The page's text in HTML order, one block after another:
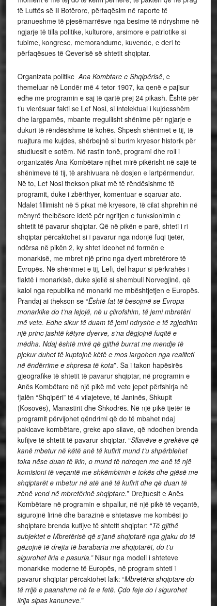
të Luftës së II Botërore, përfaqësim në raporte të
pranueshme të pjesëmarrësve nga besime të ndryshme në
ngjarje të tilla politike, kulturore, arsimore e patriotike si
tubime, kongrese, memorandume, kuvende, e deri te
përfaqësues të Qeverisë së shtetit shqiptar.
Organizata politikeAna Kombtare e Shqipërisë, e
themeluar në Londër më 4 tetor 1907, ka qenë e pajisur
edhe me programin e saj të qartë prej 24 pikash. Është për
t’u vlerësuar fakti se Lef Nosi, si intelektual i kujdesshëm
dhe largpamës, mbante rregullisht shënime për ngjarje e
dukuri të rëndësishme të kohës. Shpesh shënimet e tij, të
ruajtura me kujdes, shërbejnë si burim kryesor historik për
studiuesit e sotëm. Në rastin tonë, programi dhe roli i
organizatës Ana Kombëtare njihet mirë pikërisht në sajë të
shënimeve të tij, të arshivuara në dosjen e lartpërmendur.
Në to, Lef Nosi thekson pikat më të rëndësishme të
programit, duke i zbërthyer, komentuar e sqaruar ato.
Ndalet fillimisht në 5 pikat më kryesore, të cilat shprehin në
mënyrë thelbësore idetë për ngritjen e funksionimin e
shtetit të pavarur shqiptar. Që në pikën e parë, shteti i ri
shqiptar përcaktohet si i pavarur nga ndonjë fuqi tjetër,
ndërsa në pikën 2, ky shtet ideohet në formën e
monarkisë, me mbret një princ nga dyert mbretërore të
Evropës. Në shënimet e tij, Lefi, del hapur si përkrahës i
flaktë i monarkisë, duke sjellë si shembull Norvegjinë, që
kaloi nga republika në monarki me mbështjetjen e Europës.
Prandaj ai thekson se “Është fat të besojmë se Evropa
monarkike do t’na lejojë, në u çlirofshim, të jemi mbretëri
më vete. Edhe sikur të duam të jemi ndryshe e të zgjedhim
një princ jashtë këtyre dyerve, s’na dëgjojnë fuqitë e
mëdha. Ndaj është mirë që gjithë burrat me mendje të
pjekur duhet të kuptojnë këtë e mos largohen nga realiteti
në ëndërrime e shpresa të kota”. Sa i takon hapësirës
gjeografike të shtetit të pavarur shqiptar, në programin e
Anës Kombëtare në një pikë më vete jepet përfshirja në
fjalën “Shqipëri” të 4 vilajeteve, të Janinës, Shkupit
(Kosovës), Manastirit dhe Shkodrës. Në një pikë tjetër të
programit përvijohet qëndrimi që do të mbahet ndaj
pakicave kombëtare, greke apo sllave, që ndodhen brenda
kufijve të shtetit të pavarur shqiptar. “Sllavëve e grekëve që
kanë mbetur në këtë anë të kufirit mund t’u shpërblehet
toka nëse duan të ikin, o mund të ndreqen me anë të një
komisioni të veçantë me shkëmbimin e tokës dhe gjësë me
shqiptarët e mbetur në atë anë të kufirit dhe që duan të
zënë vend në mbretërinë shqiptare.” Drejtuesit e Anës
Kombëtare në programin e shpallur, në një pikë të veçantë,
sigurojnë lirinë dhe barazinë e shtetasve me kombësi jo
shqiptare brenda kufijve të shtetit shqiptar: “Të gjithë
subjektet e Mbretërisë që s’janë shqiptarë nga gjaku do të
gëzojnë të drejta të barabarta me shqiptarët, do t’u
sigurohet liria e pasuria.” Nisur nga modeli i shteteve
monarkike moderne të Europës, në program shteti i
pavarur shqiptar përcaktohet laik: “Mbretëria shqiptare do
të rrijë e paanshme në fe e fetë. Çdo feje do i sigurohet
lirija sipas kanuneve.”